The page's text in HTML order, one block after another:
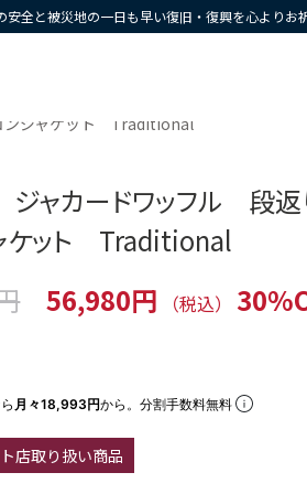
全と被災地の一日も早い復旧・復興を心よりお
ンジャケット Traditional
ャカードワッフル 段返
ケット Traditional
56,980円 （税込）
月々18,993円から。分割手数料無料
店取り扱い商品